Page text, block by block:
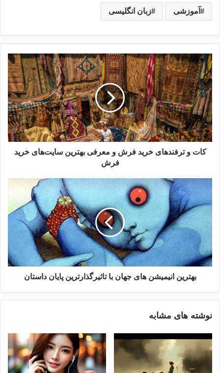
آموزشی زبان انگلیسی
کات و ترفندهای خرید فرش و معرفی بهترین سایت‌های خرید
فرش
بهترین انیمیشن های جهان با تاثیرگذارترین پایان داستان
نوشته های مشابه